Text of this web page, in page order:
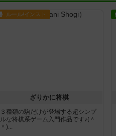
ルール/インスト
ざりかに将棋
３種類の駒だけが登場する超シンプ
ルな将棋系ゲーム入門作品です♪(＾
＾)...